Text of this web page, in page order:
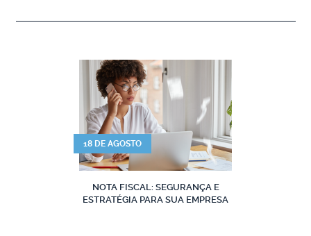
18 DE AGOSTO
NOTA FISCAL: SEGURANÇA E
ESTRATÉGIA PARA SUA EMPRESA